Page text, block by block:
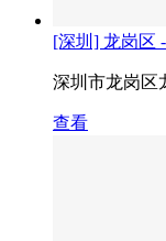
[深圳] 龙岗区
深圳市龙岗区
查看